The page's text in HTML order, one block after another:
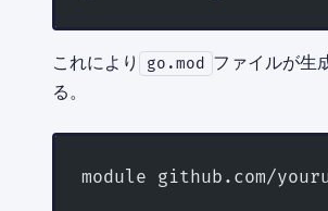
これにより go.mod
ファイルが生
る。
module github.com/